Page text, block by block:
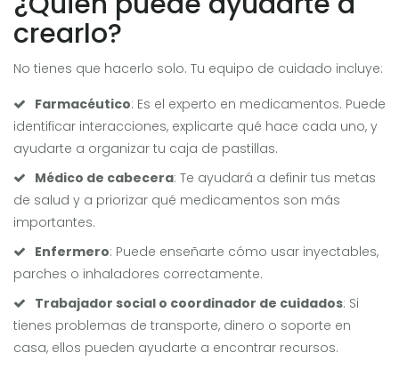
crearlo?
No tienes que hacerlo solo. Tu equipo de cuidado incluye:
Farmacéutico: Es el experto en medicamentos. Puede
identificar interacciones, explicarte qué hace cada uno, y
ayudarte a organizar tu caja de pastillas.
Médico de cabecera: Te ayudará a definir tus metas
de salud y a priorizar qué medicamentos son más
importantes.
Enfermero: Puede enseñarte cómo usar inyectables,
parches o inhaladores correctamente.
Trabajador social o coordinador de cuidados: Si
tienes problemas de transporte, dinero o soporte en
casa, ellos pueden ayudarte a encontrar recursos.